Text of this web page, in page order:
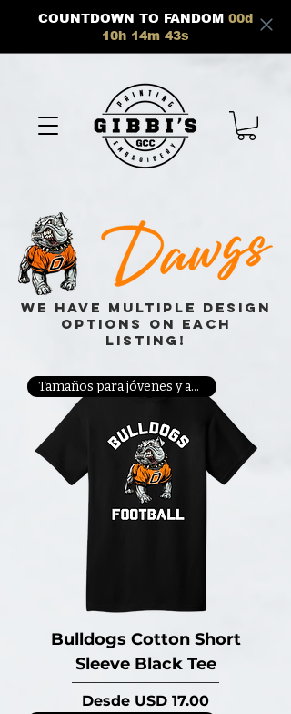
COUNTDOWN TO FANDOM 00d
10h 14m 42s
we have multiple design
options on each
listing!
Tamaños para jóvenes y adultos
Bulldogs Cotton Short
Sleeve Black Tee
Desde USD 17.00
Precio de oferta